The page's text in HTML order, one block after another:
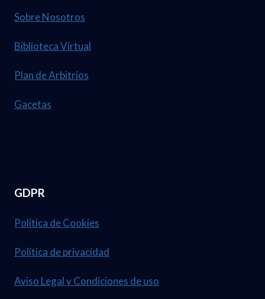
Sobre Nosotros
Biblioteca Virtual
Plan de Arbitrios
Gacetas
GDPR
Política de Cookies
Política de privacidad
Aviso Legal y Condiciones de uso